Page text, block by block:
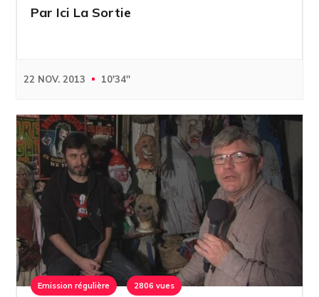
Par Ici La Sortie
22 NOV. 2013 10'34''
Emission régulière 2806 vues